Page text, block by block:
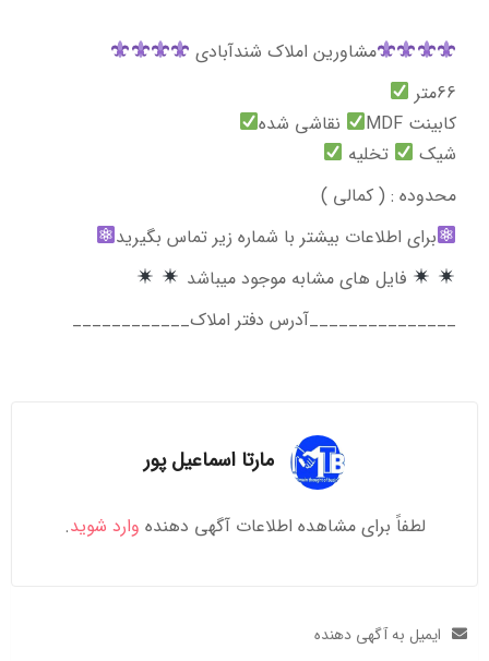
مشاورین املاک شندآبادی
66متر
کابینت MDF
نقاشی شده
شیک
تخلیه
محدوده : ( کمالی )
برای اطلاعات بیشتر با شماره زیر تماس بگیرید
فایل های مشابه موجود میباشد
_______________آدرس دفتر املاک____________
مارتا اسماعیل پور
لطفاً برای مشاهده اطلاعات آگهی دهنده وارد شوید.
ایمیل به آگهی دهنده